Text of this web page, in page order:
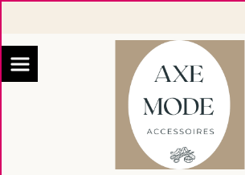
Panneau de gestion des cookies